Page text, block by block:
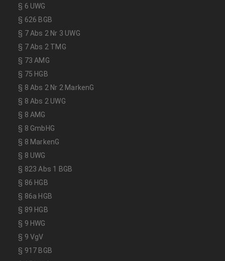
§ 6 UWG
§ 626 BGB
§ 7 Abs 2 Nr 3 UWG
§ 7 Abs 2 TMG
§ 73 AMG
§ 75 HGB
§ 8 Abs 2 Nr 2 MarkenG
§ 8 Abs 2 UWG
§ 8 AMG
§ 8 GmbHG
§ 8 MarkenG
§ 8 UWG
§ 823 Abs 1 BGB
§ 86 HGB
§ 86a HGB
§ 89 HGB
§ 9 HWG
§ 9 VgV
§ 917 BGB